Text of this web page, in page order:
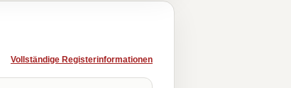
Vollständige Registerinformationen